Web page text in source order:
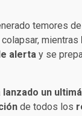
temores
mientras
alerta y se
lanzado un
de todos los